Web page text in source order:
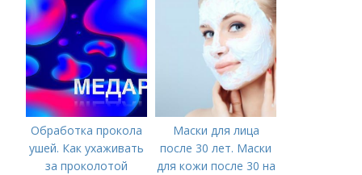
Обработка прокола
ушей. Как ухаживать
за проколотой
Маски для лица
после 30 лет. Маски
для кожи после 30 на